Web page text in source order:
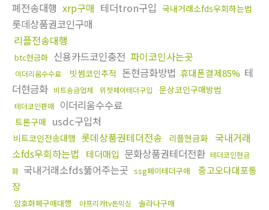
폐전송대행 xrp구매 테더tron구입 국내거래소fds우회하는법
롯데상품권코인구매
리플전송대행
btc현금화 신용카드코인충전 파이코인사는곳
이더리움수수료 빗썸코인추적 돈현금화방법 휴대폰결제85% 테
더현금화 비트송금업체 위쳇페이테더구입 문상코인구매방법
테더코인판매 이더리움수수료
트론구매 usdc구입처
비트코인전송대행 롯데상품권테더전송 리플현금화
국내거래
소fds우회하는법
테더매입 문화상품권테더전환 테더코인현금
화 국내거래소fds뚫어주는곳 ssg페이테더구매
중고오다대포통
장
암호화폐구매대행 아프리카tv돈믹싱 솔라나구매